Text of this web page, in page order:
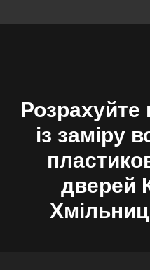
Розрахуйте
із заміру
дверей